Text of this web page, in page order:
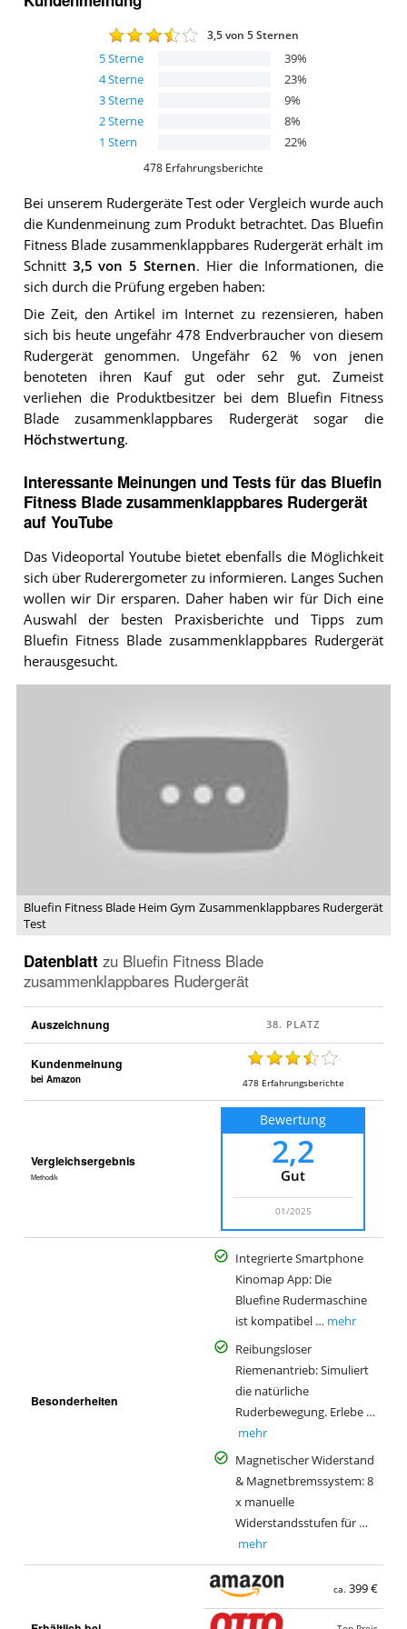
3,5von 5 Sternen
5Sterne 39%
4Sterne 23%
3Sterne 9%
2Sterne 8%
1 Stern 22%
478 Erfahrungsberichte
Bei unserem Rudergeräte Test oder Vergleich wurde auch
die Kundenmeinung zum Produkt betrachtet. Das Bluefin
Fitness Blade zusammenklappbares Rudergeräterhält im
Schnitt 3,5 von 5 Sternen. Hier die Informationen, die
sich durch die Prüfung ergeben haben:
Die Zeit, den Artikel im Internet zu rezensieren, haben
sich bis heute ungefähr 478 Endverbraucher von diesem
Rudergerät genommen. Ungefähr 62 % von jenen
benoteten ihren Kauf gut oder sehr gut. Zumeist
verliehen die Produktbesitzer bei dem Bluefin Fitness
Blade zusammenklappbares Rudergerät sogar die
Höchstwertung.
Interessante Meinungen und Tests für das Bluefin
Fitness Blade zusammenklappbares Rudergerät
auf YouTube
Das Videoportal Youtube bietet ebenfalls die Möglichkeit
sich über Ruderergometer zu informieren. Langes Suchen
wollen wir Dir ersparen. Daher haben wir für Dich eine
Auswahl der besten Praxisberichte und Tipps zum
Bluefin Fitness Blade zusammenklappbares Rudergerät
herausgesucht.
Zusammenklappbares
Bluefin Fitness Blade Heim Gym Zusammenklappbares Rudergerät
Test
Datenblatt zu Bluefin Fitness Blade
zusammenklappbares Rudergerät
Auszeichnung
Kundenmeinung
bei Amazon 478 Erfahrungsberichte
Vergleichsergebnis
Methodik
Bewertung
2,2
Gut
01/2025
Besonderheiten
Integrierte Smartphone
Kinomap App: Die
Bluefine Rudermaschine
ist kompatibel … mehr
Reibungsloser
Riemenantrieb: Simuliert
die natürliche
Ruderbewegung. Erlebe …
mehr
Magnetischer Widerstand
& Magnetbremssystem: 8
x manuelle
Widerstandsstufen für …
mehr
ca. 399 €